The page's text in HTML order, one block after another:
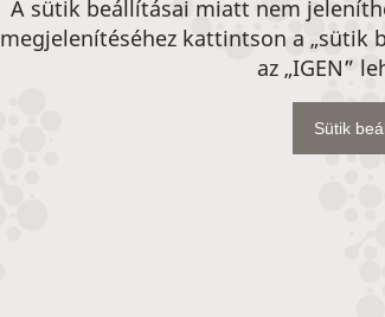
A sütik beállításai miatt nem
megjelenítéséhez kattintson a „sütik
az „IGEN”
Sütik